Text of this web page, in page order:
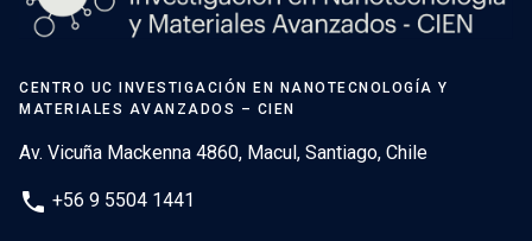
CENTRO UC INVESTIGACIÓN EN NANOTECNOLOGÍA Y
MATERIALES AVANZADOS – CIEN
Av. Vicuña Mackenna 4860, Macul, Santiago, Chile
phone +56 9 5504 1441